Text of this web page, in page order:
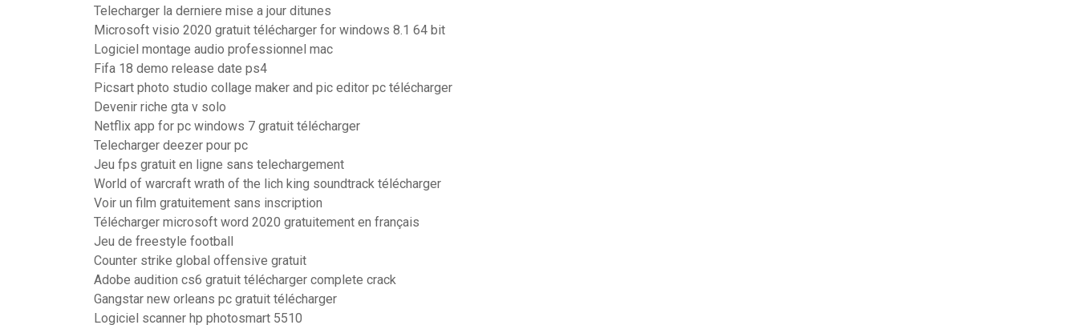
Telecharger la derniere mise a jour ditunes
Microsoft visio 2020 gratuit télécharger for windows 8.1 64 bit
Logiciel montage audio professionnel mac
Fifa 18 demo release date ps4
Picsart photo studio collage maker and pic editor pc télécharger
Devenir riche gta v solo
Netflix app for pc windows 7 gratuit télécharger
Telecharger deezer pour pc
Jeu fps gratuit en ligne sans telechargement
World of warcraft wrath of the lich king soundtrack télécharger
Voir un film gratuitement sans inscription
Télécharger microsoft word 2020 gratuitement en français
Jeu de freestyle football
Counter strike global offensive gratuit
Adobe audition cs6 gratuit télécharger complete crack
Gangstar new orleans pc gratuit télécharger
Logiciel scanner hp photosmart 5510